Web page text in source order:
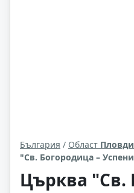
България / Област
"Св. Богородица –
Църква "Св.